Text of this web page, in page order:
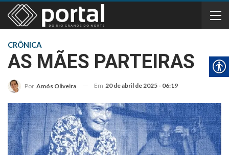
CRÔNICA
AS MÃES PARTEIRAS
Por Amós Oliveira Em 20 de abril de 2025 - 06:19